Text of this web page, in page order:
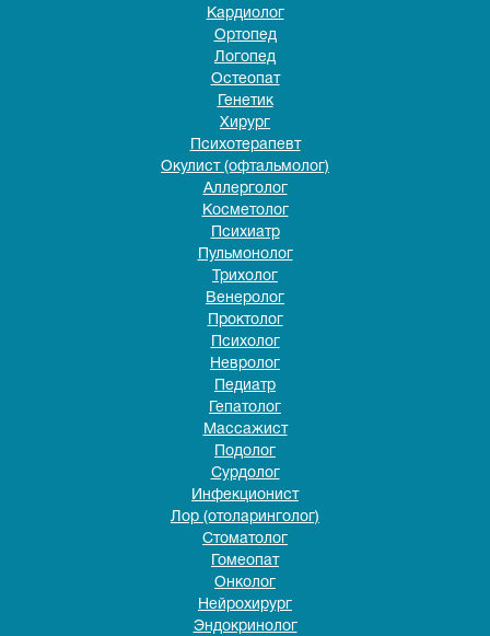
Кардиолог
Ортопед
Логопед
Остеопат
Генетик
Хирург
Психотерапевт
Окулист (офтальмолог)
Аллерголог
Косметолог
Психиатр
Пульмонолог
Трихолог
Венеролог
Проктолог
Психолог
Невролог
Педиатр
Гепатолог
Массажист
Подолог
Сурдолог
Инфекционист
Лор (отоларинголог)
Стоматолог
Гомеопат
Онколог
Нейрохирург
Эндокринолог